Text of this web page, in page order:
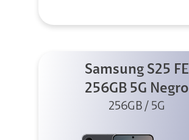
Samsung S25 FE
256GB 5G Negro
256GB / 5G